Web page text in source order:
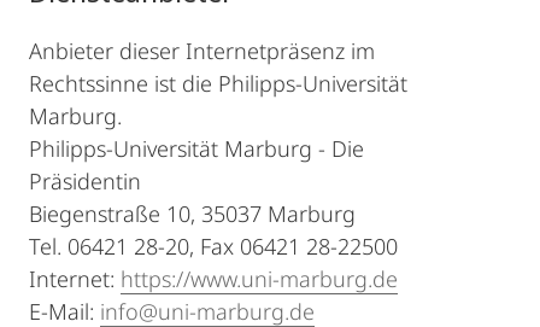
Anbieter dieser Internetpräsenz im
Rechtssinne ist die Philipps-Universität
Marburg.
Philipps-Universität Marburg - Die
Präsidentin
Biegenstraße 10, 35037 Marburg
Tel. 06421 28-20, Fax 06421 28-22500
Internet: https://www.uni-marburg.de
E-Mail: info@uni-marburg.de